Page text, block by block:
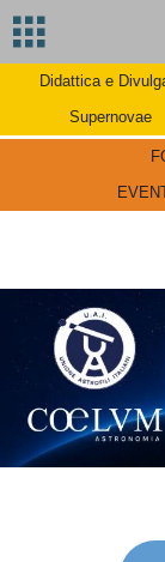
Didattica e
Supernovae